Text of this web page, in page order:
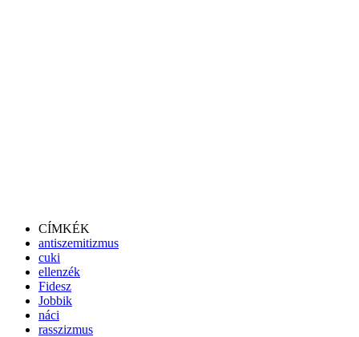
CÍMKÉK
antiszemitizmus
cuki
ellenzék
Fidesz
Jobbik
náci
rasszizmus